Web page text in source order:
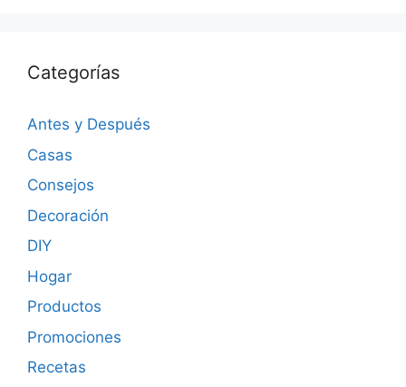
Categorías
Antes y Después
Casas
Consejos
Decoración
DIY
Hogar
Productos
Promociones
Recetas